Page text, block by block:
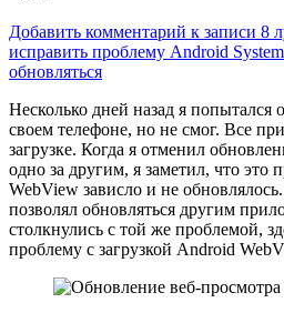
Добавить комментарий к записи 8
исправить проблему Android
обновляться
Несколько дней назад я попытался
своем телефоне, но не смог. Все
загрузке. Когда я отменил
одно за другим, я заметил, что это
WebView зависло и не
позволял обновляться другим
столкнулись с той же проблемой,
проблему с загрузкой Android